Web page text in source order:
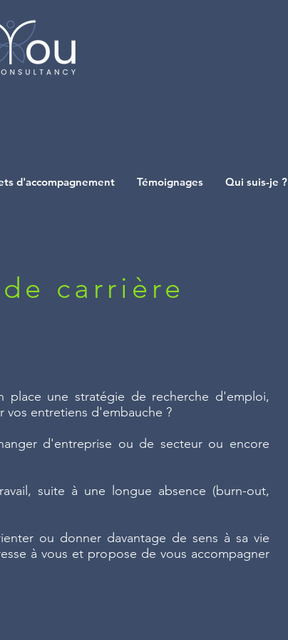
d'accompagnement Témoignages Qui suis-je ?
carrière
place une stratégie de recherche d'emploi,
vos entretiens d'embauche ?
d'entreprise ou de secteur ou encore
suite à une longue absence (burn-out,
ou donner davantage de sens à sa vie
à vous et propose de vous accompagner